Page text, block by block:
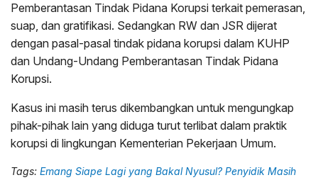
Pemberantasan Tindak Pidana Korupsi terkait pemerasan,
suap, dan gratifikasi. Sedangkan RW dan JSR dijerat
dengan pasal-pasal tindak pidana korupsi dalam KUHP
dan Undang-Undang Pemberantasan Tindak Pidana
Korupsi.
Kasus ini masih terus dikembangkan untuk mengungkap
pihak-pihak lain yang diduga turut terlibat dalam praktik
korupsi di lingkungan Kementerian Pekerjaan Umum.
Tags: Emang Siape Lagi yang Bakal Nyusul? Penyidik Masih